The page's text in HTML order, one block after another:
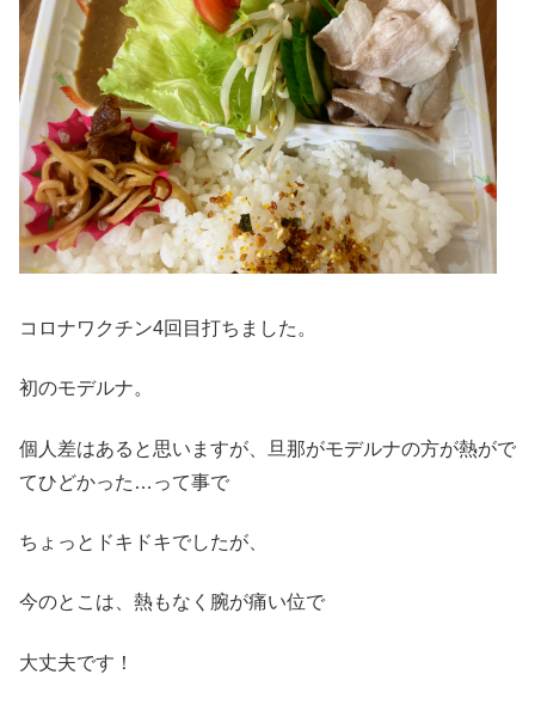
コロナワクチン4回目打ちました。
初のモデルナ。
個人差はあると思いますが、旦那がモデルナの方が熱がで
てひどかった…って事で
ちょっとドキドキでしたが、
今のとこは、熱もなく腕が痛い位で
大丈夫です！